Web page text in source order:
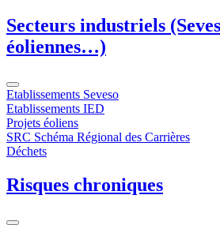
Secteurs industriels
éoliennes…)
Etablissements Seveso
Etablissements IED
Projets éoliens
SRC Schéma Régional des Carrières
Déchets
Risques chroniques